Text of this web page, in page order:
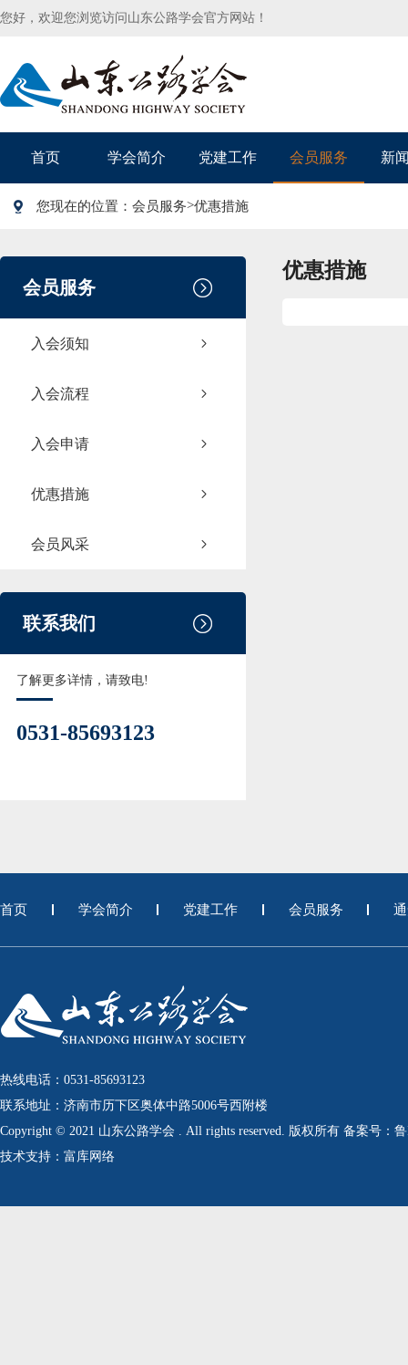
您好，欢迎您浏览访问山东公路学会官方网站！
首页 学会简介 党建工作 会员服务 新
您现在的位置： 会员服务>优惠措施
会员服务
入会须知
入会流程
入会申请
优惠措施
会员风采
联系我们
了解更多详情，请致电!
0531-85693123
优惠措施
首页 学会简介 党建工作 会员服务
热线电话：0531-85693123
联系地址：济南市历下区奥体中路5006号西附楼
Copyright © 2021 山东公路学会 . All rights reserved. 版权所有 备案号：鲁
技术支持：富库网络